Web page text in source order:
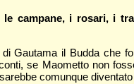
campane, i rosari, i
Gautama il Budda che
se Maometto non
comunque